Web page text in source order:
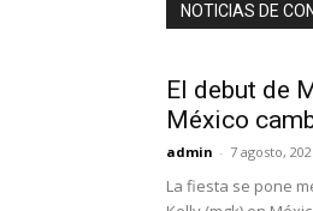
NOTICIAS DE
El debut de
México
admin - 7 agosto,
La fiesta se pone